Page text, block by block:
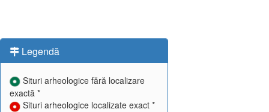
Legendă
Situri arheologice fără localizare
exactă *
Situri arheologice localizate exact *